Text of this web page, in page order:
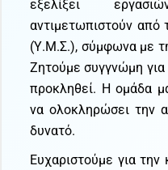
εξελίξει
αντιμετωπιστούν από
(Υ.Μ.Σ.), σύμφωνα με
Ζητούμε συγγνώμη
προκληθεί. Η ομάδα
να ολοκληρώσει την
δυνατό.
Ευχαριστούμε για